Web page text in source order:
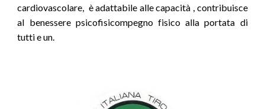
cardiovascolare, è adattabile alle capacità , contribuisce
al benessere psicofisicompegno fisico alla portata di
tutti e un.